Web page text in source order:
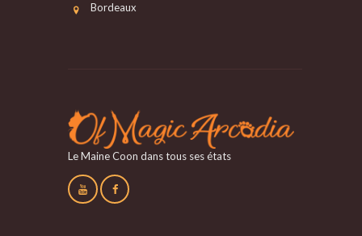
Bordeaux
Le Maine Coon dans tous ses états